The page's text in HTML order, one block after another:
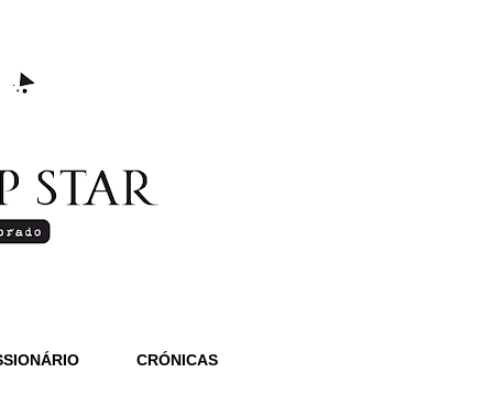
CRÓNICAS